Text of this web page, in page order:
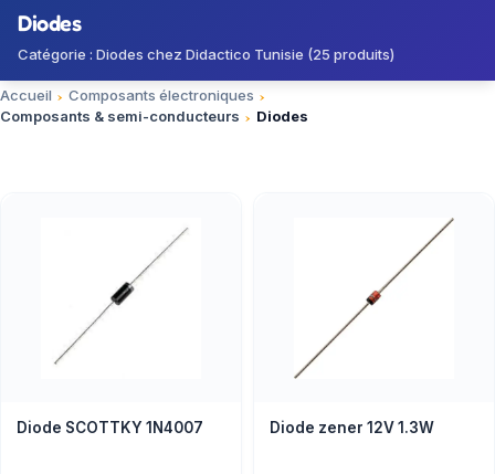
Diodes
Catégorie : Diodes chez Didactico Tunisie (25 produits)
Accueil
Composants électroniques
Composants & semi-conducteurs
Diodes
Diode SCOTTKY 1N4007 Diode zener 12V 1.3W